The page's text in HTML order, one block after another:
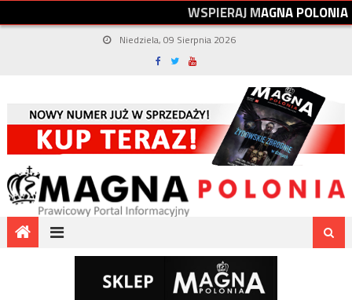
WSPIERAJMAGNAPOLONIA
Niedziela, 09 Sierpnia 2026